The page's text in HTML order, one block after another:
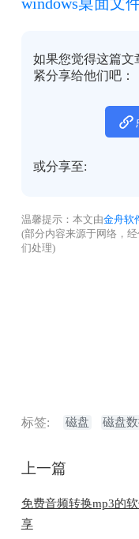
如果您觉得这篇文
紧分享给他们吧：
或分享至:
温馨提示：本文由金舟软
(部分内容来源于网络，
们处理)
标签: 磁盘 磁盘
上一篇
免费音频转换mp3的
享